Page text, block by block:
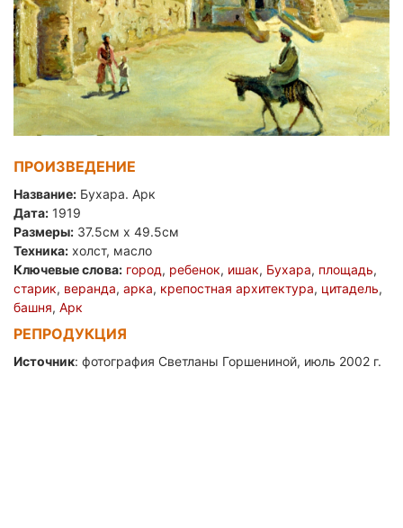
ПРОИЗВЕДЕНИЕ
Название: Бухара. Арк
Дата: 1919
Размеры: 37.5см x 49.5см
Техника: холст, масло
Ключевые слова: город, ребенок, ишак, Бухара, площадь,
старик, веранда, арка, крепостная архитектура, цитадель,
башня, Арк
РЕПРОДУКЦИЯ
Источник: фотография Светланы Горшениной, июль 2002 г.